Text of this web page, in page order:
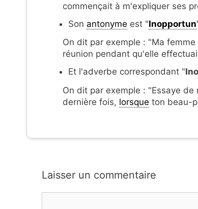
commençait à m'expliquer ses
Son antonyme est "Inopportun
On dit par exemple : "Ma
réunion pendant qu'elle
Et l'adverbe correspondant "
On dit par exemple : "Essaye
dernière fois, lorsque ton beau-
Laisser un commentaire